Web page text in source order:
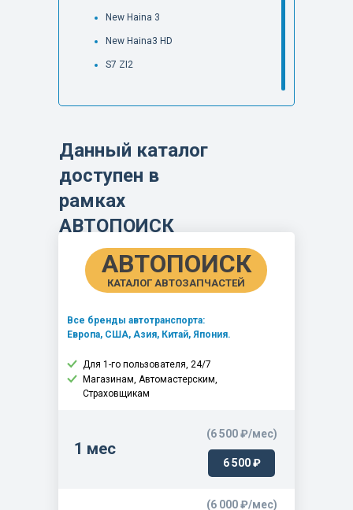
New Haina 3
New Haina3 HD
S7 ZI2
Данный каталог
доступен в
рамках
АВТОПОИСК
КАТАЛОГ АВТОЗАПЧАСТЕЙ
АВТОПОИСК
(6 500 ₽/мес)
6 500 ₽
(6 000 ₽/мес)
Все бренды автотранспорта:
Европа, США, Азия, Китай, Япония.
Магазинам, Автомастерским,
Страховщикам
Для 1-го пользователя, 24/7
1 мес